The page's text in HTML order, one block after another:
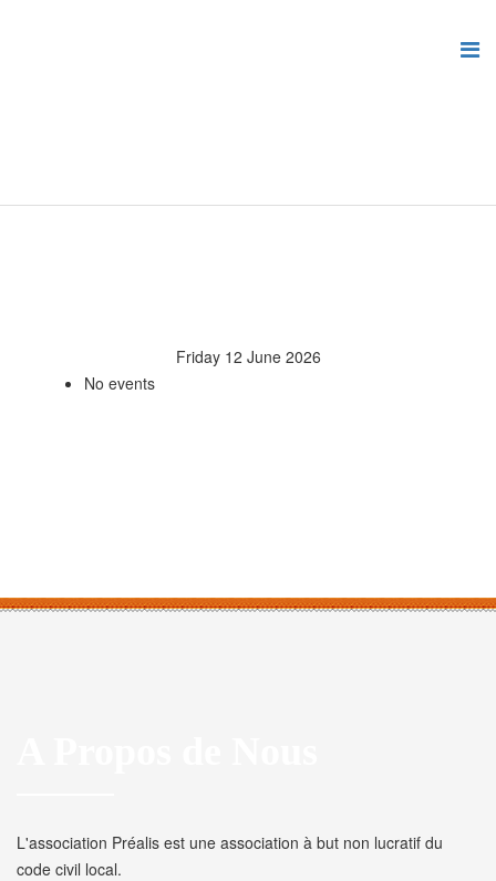
Friday 12 June 2026
No events
L'association Préalis est une association à but non lucratif du
code civil local.